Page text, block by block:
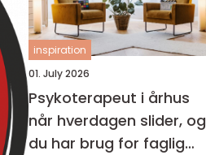
inspiration
01. July 2026
Psykoterapeut i århus
når hverdagen slider, og
du har brug for faglig